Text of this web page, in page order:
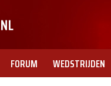
FORUM WEDSTRIJDEN